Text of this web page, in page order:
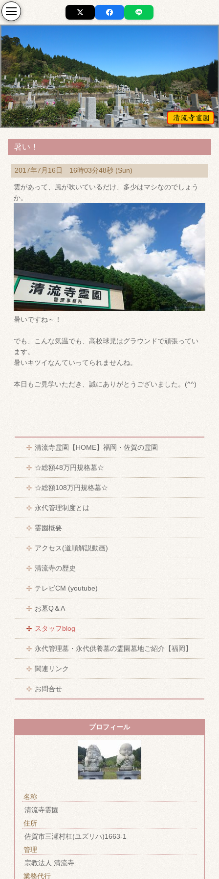
暑い！
2017年7月16日 16時03分48秒 (Sun)
雲があって、風が吹いているだけ、多少はマシなのでしょう
か。
暑いですね～！
でも、こんな気温でも、高校球児はグラウンドで頑張ってい
ます。
暑いキツイなんていってられませんね。
本日もご見学いただき、誠にありがとうございました。(^^)
清流寺霊園【HOME】福岡・佐賀の霊園
☆総額48万円規格墓☆
☆総額108万円規格墓☆
永代管理制度とは
霊園概要
アクセス(道順解説動画)
清流寺の歴史
テレビCM (youtube)
お墓Q＆A
スタッフblog
永代管理墓・永代供養墓の霊園墓地ご紹介【福岡】
関連リンク
お問合せ
プロフィール
名称
清流寺霊園
住所
佐賀市三瀬村杠(ユズリハ)1663-1
管理
宗教法人 清流寺
業務代行